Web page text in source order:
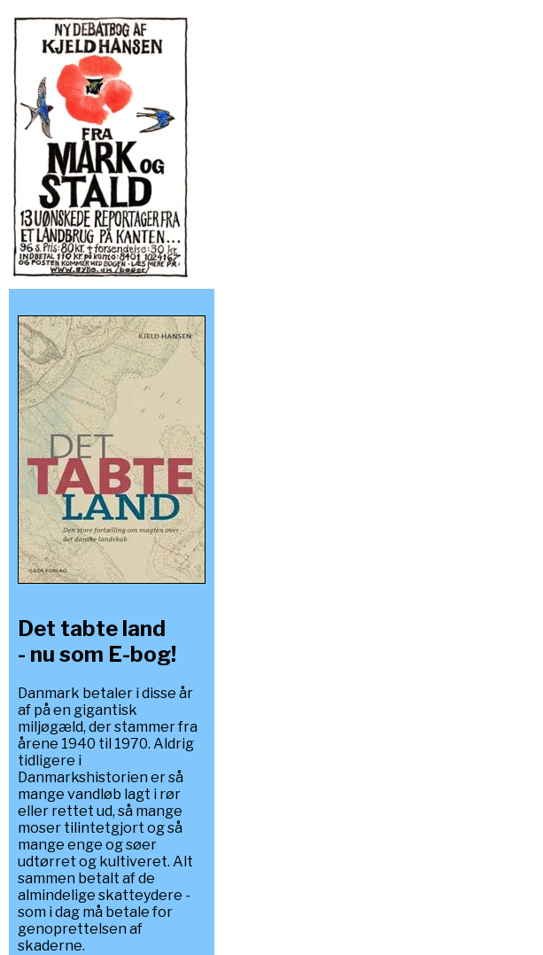
Det tabte land
- nu som E-bog!
Danmark betaler i disse år
af på en gigantisk
miljøgæld, der stammer fra
årene 1940 til 1970. Aldrig
tidligere i
Danmarkshistorien er så
mange vandløb lagt i rør
eller rettet ud, så mange
moser tilintetgjort og så
mange enge og søer
udtørret og kultiveret. Alt
sammen betalt af de
almindelige skatteydere -
som i dag må betale for
genoprettelsen af
skaderne.